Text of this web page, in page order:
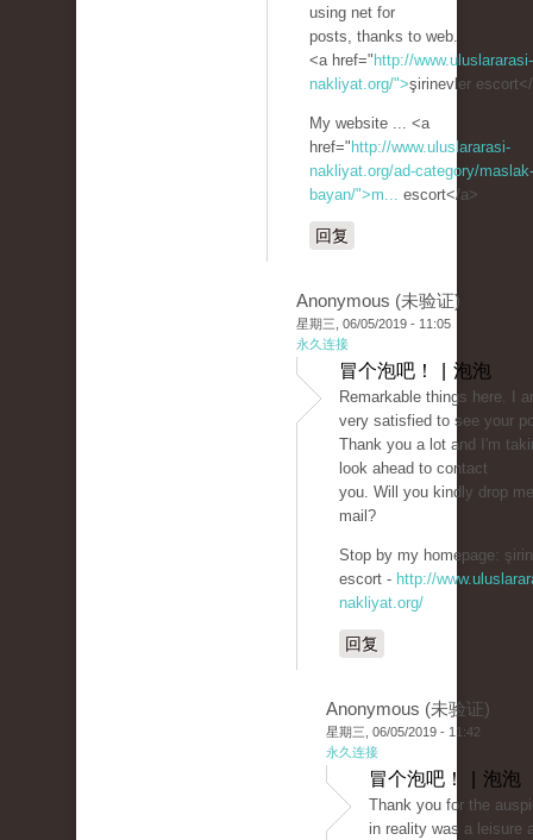
using net for
posts, thanks to web.
<a href=" http://www.uluslararasi-
nakliyat.org/">şirinevler
My website ... <a
href=" http://www.uluslararasi-
nakliyat.org/ad-category/
bayan/">m... escort</a>
回复
Anonymous (未验证)
星期三, 06/05/2019 - 11:05
永久连接
冒个泡吧！ | 泡泡
Remarkable things here. I
very satisfied to see your
Thank you a lot and I'm
look ahead to contact
you. Will you kindly drop
mail?
Stop by my homepage:
escort - http://
nakliyat.org/
回复
Anonymous (未验证)
星期三, 06/05/2019 - 11:42
永久连接
冒个泡吧！ | 泡泡
Thank you for the
in reality was a leisure